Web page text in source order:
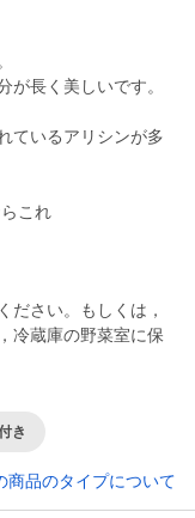
が長く美しいです。
ているアリシンが多
これ
ださい。もしくは，
冷蔵庫の野菜室に保
き
商品のタイプについて